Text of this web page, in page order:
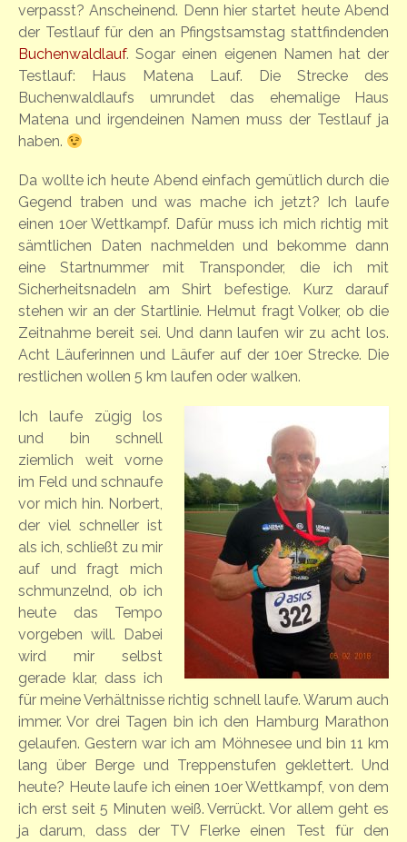
verpasst? Anscheinend. Denn hier startet heute Abend
der Testlauf für den an Pfingstsamstag stattfindenden
Buchenwaldlauf. Sogar einen eigenen Namen hat der
Testlauf: Haus Matena Lauf. Die Strecke des
Buchenwaldlaufs umrundet das ehemalige Haus
Matena und irgendeinen Namen muss der Testlauf ja
haben.
Da wollte ich heute Abend einfach gemütlich durch die
Gegend traben und was mache ich jetzt? Ich laufe
einen 10er Wettkampf. Dafür muss ich mich richtig mit
sämtlichen Daten nachmelden und bekomme dann
eine Startnummer mit Transponder, die ich mit
Sicherheitsnadeln am Shirt befestige. Kurz darauf
stehen wir an der Startlinie. Helmut fragt Volker, ob die
Zeitnahme bereit sei. Und dann laufen wir zu acht los.
Acht Läuferinnen und Läufer auf der 10er Strecke. Die
restlichen wollen 5 km laufen oder walken.
Ich laufe zügig los
und bin schnell
ziemlich weit vorne
im Feld und schnaufe
vor mich hin. Norbert,
der viel schneller ist
als ich, schließt zu mir
auf und fragt mich
schmunzelnd, ob ich
heute das Tempo
vorgeben will. Dabei
wird mir selbst
gerade klar, dass ich
für meine Verhältnisse richtig schnell laufe. Warum auch
immer. Vor drei Tagen bin ich den Hamburg Marathon
gelaufen. Gestern war ich am Möhnesee und bin 11 km
lang über Berge und Treppenstufen geklettert. Und
heute? Heute laufe ich einen 10er Wettkampf, von dem
ich erst seit 5 Minuten weiß. Verrückt. Vor allem geht es
ja darum, dass der TV Flerke einen Test für den